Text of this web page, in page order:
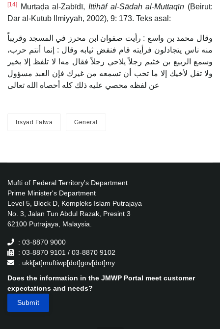
[14] Murtaḍa al-Zabīdī, Ittiḥāf al-Sādah al-Muttaqīn (Beirut:
Dar al-Kutub Ilmiyyah, 2002), 9: 173. Teks asal:
وقال محمد بن واسع : رأيت صفوان ابن محرز في المسجد وقريباً
منه ناس يتجادلون فرأيته قام فنفض ثيابه وقال : إنما أنتم حرب،
وسمع الربيع بن خثيم رجلاً يلاحي رجلاً فقال مه! لا تلفظ إلا بخير
ولا تقل لأخيك إلا ما تحب أن تسمعه من غيرك فإن العبد مسؤول
عن لفظه محصي عليه ذلك كله أحصاه الله تعالى
Irsyad Fatwa General
Mufti of Federal Territory's Department
Prime Minister's Department
Level 5, Block D, Kompleks Islam Putrajaya
No. 3, Jalan Tun Abdul Razak, Presint 3
62100 Putrajaya, Malaysia.
: 03-8870 9000
: 03-8870 9101 / 03-8870 9102
: ukk[at]muftiwp[dot]gov[dot]my
Does the information in the JMWP Portal meet customer
expectations and needs?